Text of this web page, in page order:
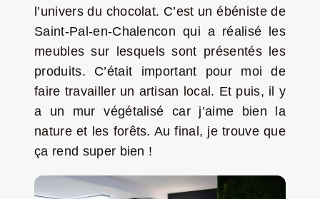
l’univers du chocolat. C’est un ébéniste de
Saint-Pal-en-Chalencon qui a réalisé les
meubles sur lesquels sont présentés les
produits. C’était important pour moi de
faire travailler un artisan local. Et puis, il y
a un mur végétalisé car j’aime bien la
nature et les forêts. Au final, je trouve que
ça rend super bien !